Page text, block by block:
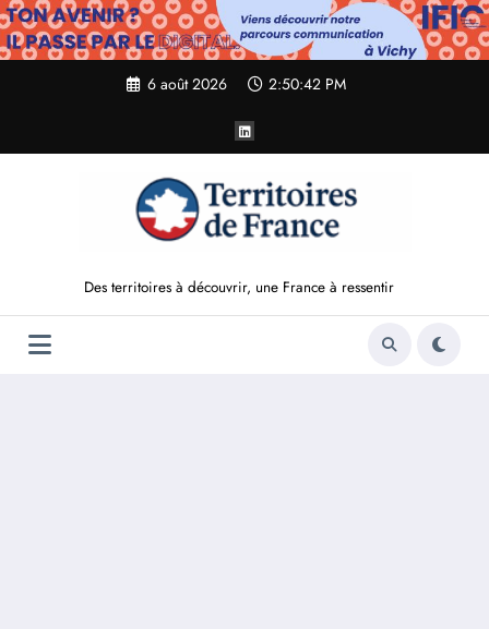
Aller
au
contenu
6 août 2026 2:50:43 PM
Des territoires à découvrir, une France à ressentir